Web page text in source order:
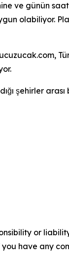
ve günün
olabiliyor.
şehirler
or
have any